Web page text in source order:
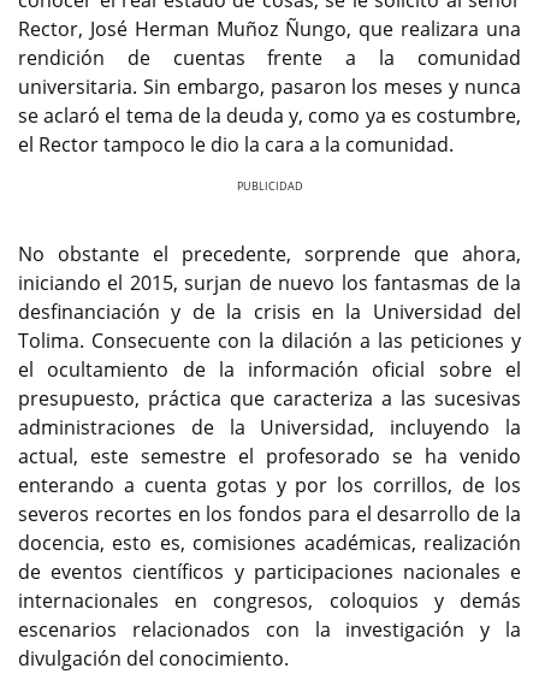
Rector, José Herman Muñoz Ñungo, que realizara una
rendición de cuentas frente a la comunidad
universitaria. Sin embargo, pasaron los meses y nunca
se aclaró el tema de la deuda y, como ya es costumbre,
el Rector tampoco le dio la cara a la comunidad.
No obstante el precedente, sorprende que ahora,
iniciando el 2015, surjan de nuevo los fantasmas de la
desfinanciación y de la crisis en la Universidad del
Tolima. Consecuente con la dilación a las peticiones y
el ocultamiento de la información oficial sobre el
presupuesto, práctica que caracteriza a las sucesivas
administraciones de la Universidad, incluyendo la
actual, este semestre el profesorado se ha venido
enterando a cuenta gotas y por los corrillos, de los
severos recortes en los fondos para el desarrollo de la
docencia, esto es, comisiones académicas, realización
de eventos científicos y participaciones nacionales e
internacionales en congresos, coloquios y demás
escenarios relacionados con la investigación y la
divulgación del conocimiento.